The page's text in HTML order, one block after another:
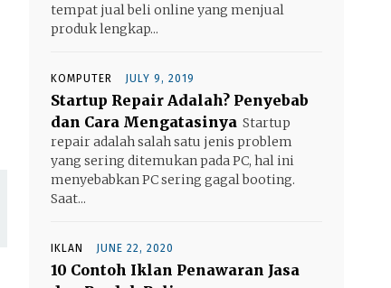
tempat jual beli online yang menjual
produk lengkap...
KOMPUTER JULY 9, 2019
Startup Repair Adalah? Penyebab
dan Cara Mengatasinya Startup
repair adalah salah satu jenis problem
yang sering ditemukan pada PC, hal ini
menyebabkan PC sering gagal booting.
Saat...
IKLAN JUNE 22, 2020
10 Contoh Iklan Penawaran Jasa